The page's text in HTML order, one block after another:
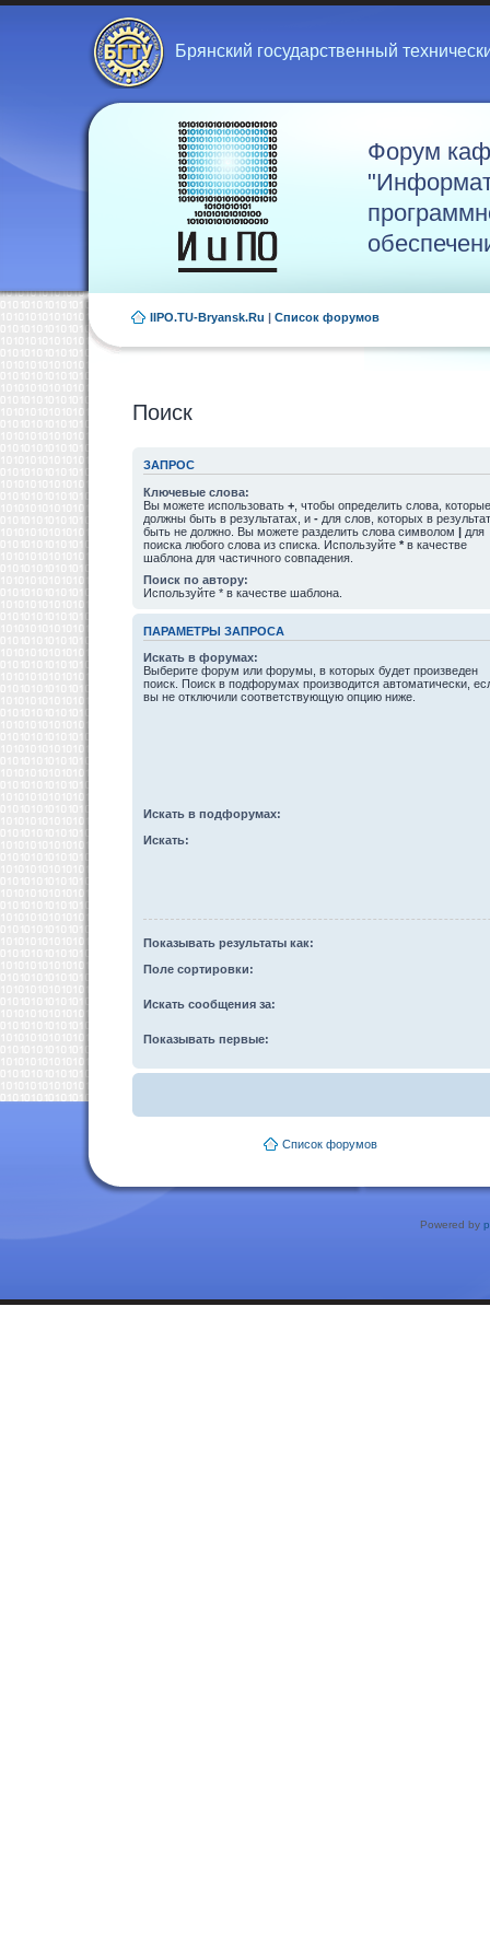
Брянский государственный
Форум
IIPO.TU-Bryansk.Ru | Список форумов
Поиск
ЗАПРОС
Ключевые слова:
Вы можете использовать + , чтобы определить слова, которые
должны быть в результатах, и - для слов, которых в
быть не должно. Вы можете разделить слова символом | для
поиска любого слова из списка. Используйте * в качестве
шаблона для частичного совпадения.
Поиск по автору:
Используйте * в качестве шаблона.
ПАРАМЕТРЫ ЗАПРОСА
Искать в форумах:
Выберите форум или форумы, в которых будет произведен
поиск. Поиск в подфорумах производится автоматически,
вы не отключили соответствующую опцию ниже.
Искать в подфорумах:
Искать:
Показывать результаты как:
Поле сортировки:
Искать сообщения за:
Показывать первые:
Список форумов
Powered by